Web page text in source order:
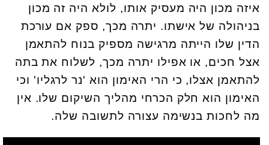
איזה מכון היה מעסיק אותו, לולא היה זה מכון
בניהולה של אישתו. יתרה מכך, ספק אם עורכת
הדין שלו הייתה מרגישה מספיק בנוח להתאמן
אצל חכים, או אפילו יתרה מכך, לשלוח את בתה
להתאמן אצלו, כי הרי האימון הוא 'נר לרגליו' וכי
האימון הוא חלק הכרחי מהליך השיקום שלו. אין
מה לחכות בנשימה עצורה לתשובה שלה.